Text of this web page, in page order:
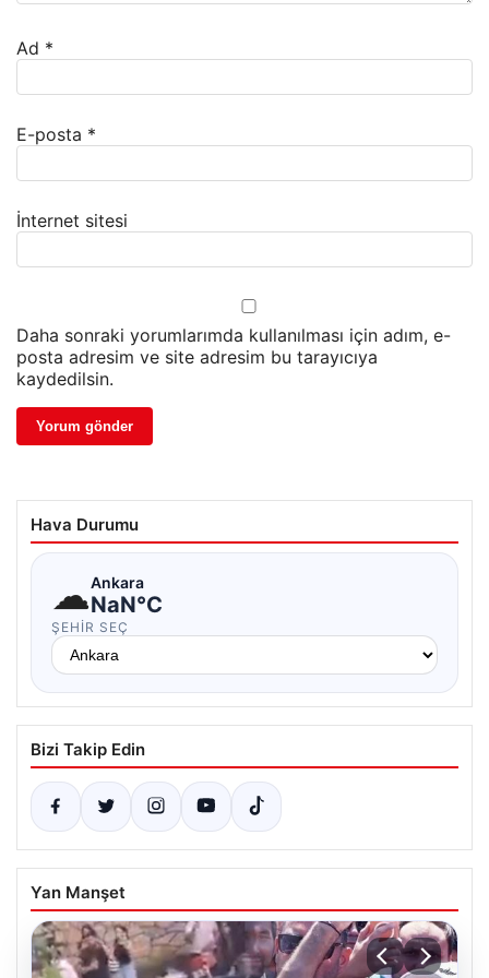
Ad *
E-posta *
İnternet sitesi
Daha sonraki yorumlarımda kullanılması için adım, e-
posta adresim ve site adresim bu tarayıcıya
kaydedilsin.
Hava Durumu
☁Ankara
NaN°C
ŞEHIR SEÇ
Bizi Takip Edin
Yan Manşet